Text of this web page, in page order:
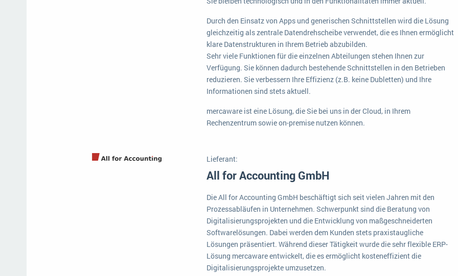
Kosten
Lebensmittelindustrie
Produktion
Services
MEHR ÜBER ERP-SOFTWARE
Durch den Einsatz von Apps und generischen Schnittstellen wird die Lösung
gleichzeitig als zentrale Datendrehscheibe verwendet, die es Ihnen ermöglicht
klare Datenstrukturen in Ihrem Betrieb abzubilden.
Sehr viele Funktionen für die einzelnen Abteilungen stehen Ihnen zur
Verfügung. Sie können dadurch bestehende Schnittstellen in den Betrieben
reduzieren. Sie verbessern Ihre Effizienz (z.B. keine Dubletten) und Ihre
Informationen sind stets aktuell.
mercaware ist eine Lösung, die Sie bei uns in der Cloud, in Ihrem
Rechenzentrum sowie on-premise nutzen können.
Lieferant:
All for Accounting GmbH
Die All for Accounting GmbH beschäftigt sich seit vielen Jahren mit den
Prozessabläufen in Unternehmen. Schwerpunkt sind die Beratung von
Digitalisierungsprojekten und die Entwicklung von maßgeschneiderten
Softwarelösungen. Dabei werden dem Kunden stets praxistaugliche
Lösungen präsentiert. Während dieser Tätigkeit wurde die sehr flexible ERP-
Lösung mercaware entwickelt, die es ermöglicht kosteneffizient die
Digitalisierungsprojekte umzusetzen.